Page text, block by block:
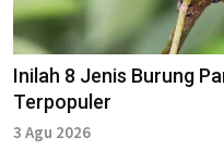
Inilah 8 Jenis Burung
Terpopuler
3 Agu 2026